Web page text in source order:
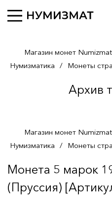
Магазин монет
Нумизматика / Монеты
Архив
Магазин монет
Нумизматика / Монеты
Монета 5 марок
(Пруссия)